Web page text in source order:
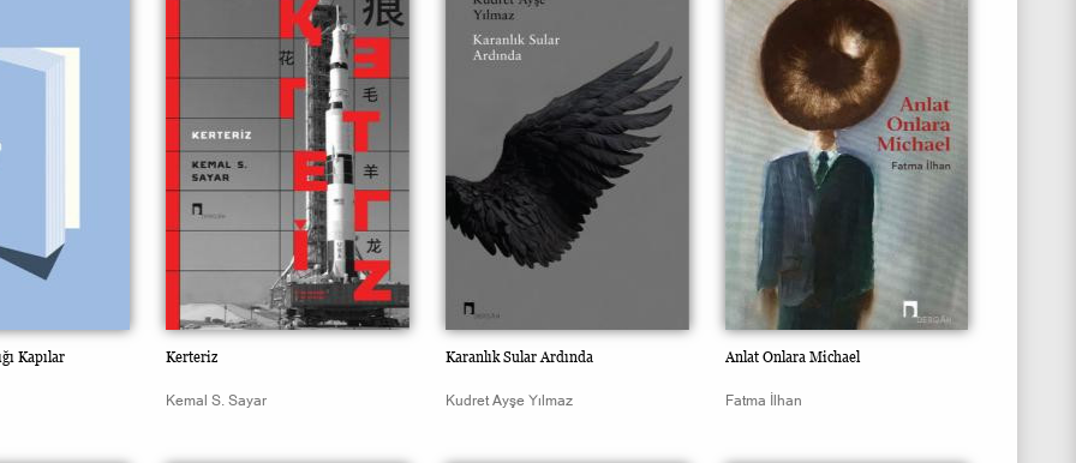
Kapılar Kerteriz
Kemal S. Sayar
Karanlık Sular Ardında
Kudret Ayşe Yılmaz
Anlat Onlara Michael
Fatma İlhan